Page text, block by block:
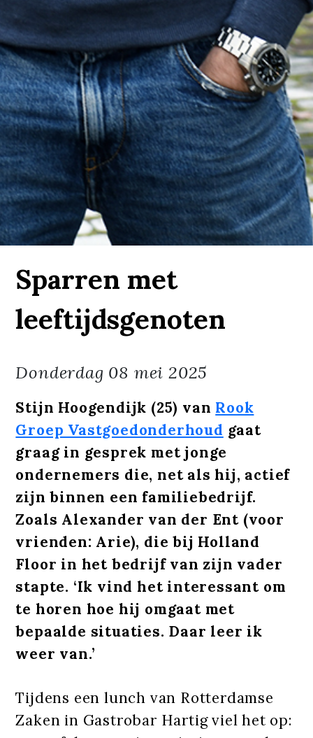
Sparren met
leeftijdsgenoten
Donderdag 08 mei 2025
Stijn Hoogendijk (25) van Rook
Groep Vastgoedonderhoud gaat
graag in gesprek met jonge
ondernemers die, net als hij, actief
zijn binnen een familiebedrijf.
Zoals Alexander van der Ent (voor
vrienden: Arie), die bij Holland
Floor in het bedrijf van zijn vader
stapte. ‘Ik vind het interessant om
te horen hoe hij omgaat met
bepaalde situaties. Daar leer ik
weer van.’
Tijdens een lunch van Rotterdamse
Zaken in Gastrobar Hartig viel het op: